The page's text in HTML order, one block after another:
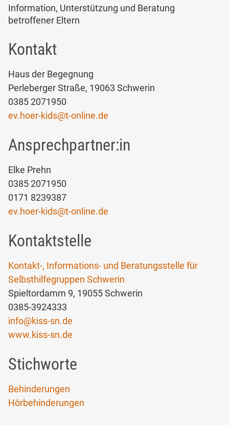
Information, Unterstützung und Beratung
betroffener Eltern
Kontakt
Haus der Begegnung
Perleberger Straße, 19063 Schwerin
0385 2071950
ev.hoer-kids@t-online.de
Ansprechpartner:in
Elke Prehn
0385 2071950
0171 8239387
ev.hoer-kids@t-online.de
Kontaktstelle
Kontakt-, Informations- und Beratungsstelle für
Selbsthilfegruppen Schwerin
Spieltordamm 9, 19055 Schwerin
0385-3924333
info@kiss-sn.de
www.kiss-sn.de
Stichworte
Behinderungen
Hörbehinderungen